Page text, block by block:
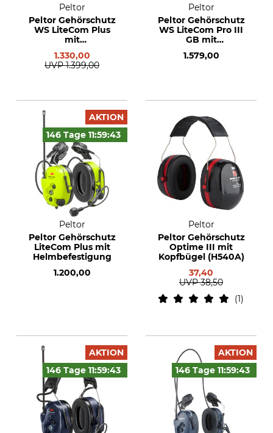
Peltor
Peltor Gehörschutz
WS LiteCom Plus
mit
1.330,00
UVP 1.399,00
Peltor
Peltor Gehörschutz
WS LiteCom Pro III
GB mit
1.579,00
AKTION
146 Tage 11:59:42
Peltor
Peltor Gehörschutz
LiteCom Plus mit
Helmbefestigung
1.200,00
Peltor
Peltor Gehörschutz
Optime III mit
Kopfbügel (H540A)
37,40
UVP 38,50
1
AKTION
146 Tage 11:59:42
AKTION
146 Tage 11:59:42